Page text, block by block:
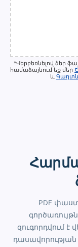
*Վերբեռնելով ձեր
համաձայնում եք մեր
և
PDF
զուգորդվում
դասավորության